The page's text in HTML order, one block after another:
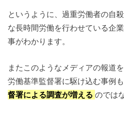
というように、過重労働者の自
な長時間労働を行わせている企
事がわかります。
またこのようなメディアの報道
労働基準監督署に駆け込む事例も
督署による調査が増える のでは